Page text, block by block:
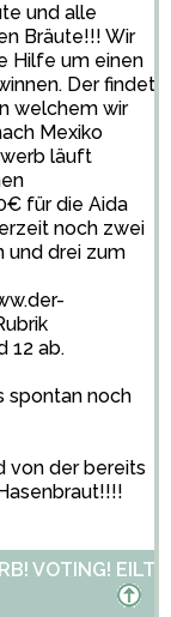
und alle
Bräute!!! Wir
Hilfe um einen
Der findet
welchem wir
Mexiko
läuft
für die Aida
noch zwei
und drei zum
12 ab.
spontan noch
von der bereits
VOTING! EILT!